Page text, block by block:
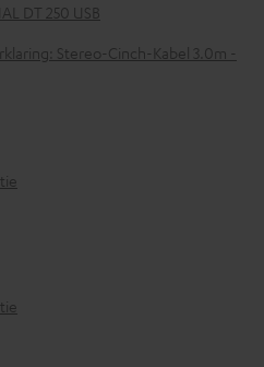
DT 250 USB
Stereo-Cinch-Kabel 3.0m -